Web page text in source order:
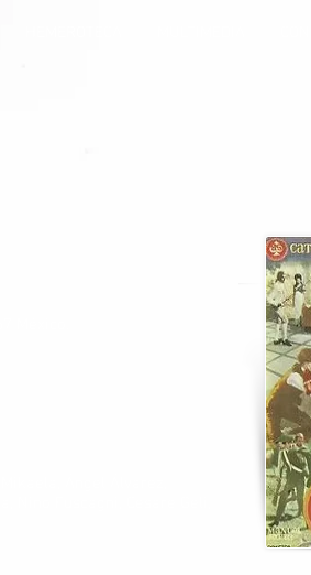
México.
Ángel Álvarez,
Nino Fuscagni, Cesare Geli,